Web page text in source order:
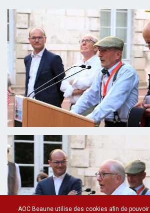
AOC Beaune utilise des cookies afin de pouvoir